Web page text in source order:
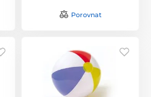
Porovnat